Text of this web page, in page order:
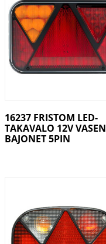
16237 FRISTOM LED-
TAKAVALO 12V VASEN
BAJONET 5PIN